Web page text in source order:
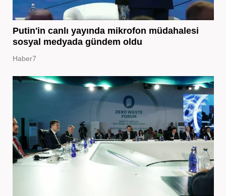
Putin'in canlı yayında mikrofon müdahalesi
sosyal medyada gündem oldu
Haber7